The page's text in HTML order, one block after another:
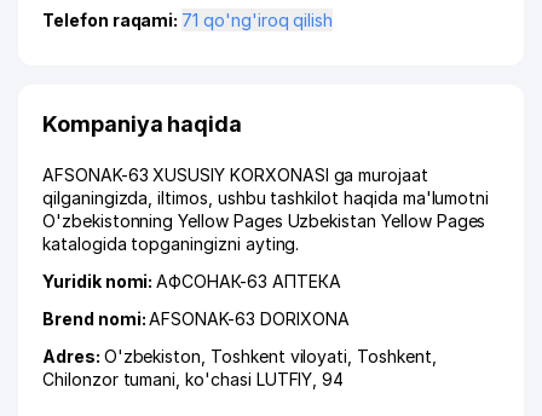
Telefon raqami:
71 qo'ng'iroq qilish
Kompaniya haqida
AFSONAK-63 XUSUSIY KORXONASI ga murojaat
qilganingizda, iltimos, ushbu tashkilot haqida ma'lumotni
O'zbekistonning Yellow Pages Uzbekistan Yellow Pages
katalogida topganingizni ayting.
Yuridik nomi:АФСОНАК-63 АПТЕКА
Brend nomi:AFSONAK-63 DORIXONA
Adres: O'zbekiston, Toshkent viloyati Toshkent
Chilonzor tumani ,ko'chasi LUTFIY , 94